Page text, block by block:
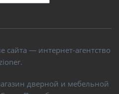
— интернет-агентство
дверной и мебельной